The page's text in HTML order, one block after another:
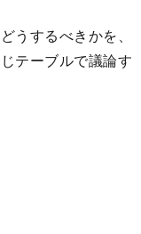
うするべきかを、
テーブルで議論す